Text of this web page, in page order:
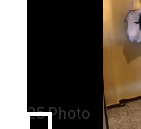
25 Photo